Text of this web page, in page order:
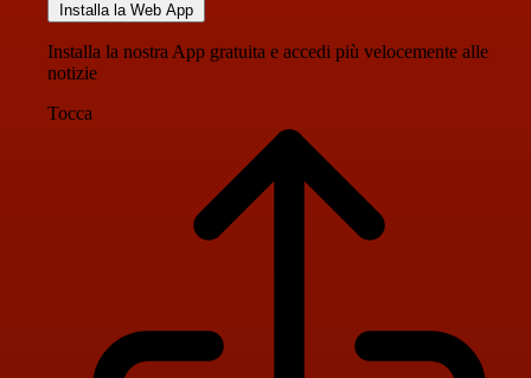
Installa la Web App
Installa la nostra App gratuita e accedi più velocemente alle
notizie
Tocca